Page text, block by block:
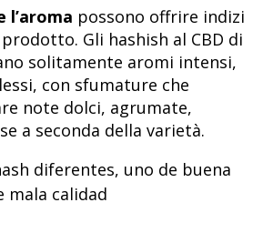
l’aroma possono offrire indizi
Gli hashish al CBD di
solitamente aromi intensi,
con sfumature che
note dolci, agrumate,
a seconda della varietà.